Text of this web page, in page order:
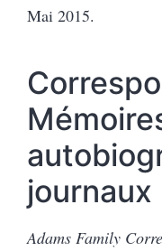
Mai 2015.
Adams Family